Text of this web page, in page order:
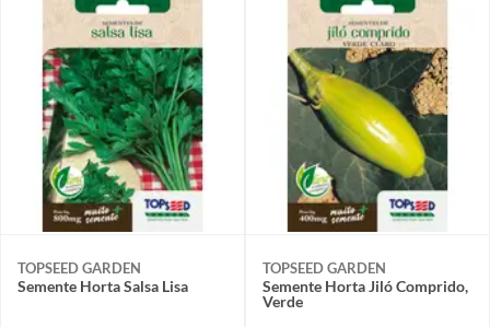
TOPSEED GARDEN
Semente Horta Salsa Lisa
TOPSEED GARDEN
Semente Horta Jiló Comprido,
Verde